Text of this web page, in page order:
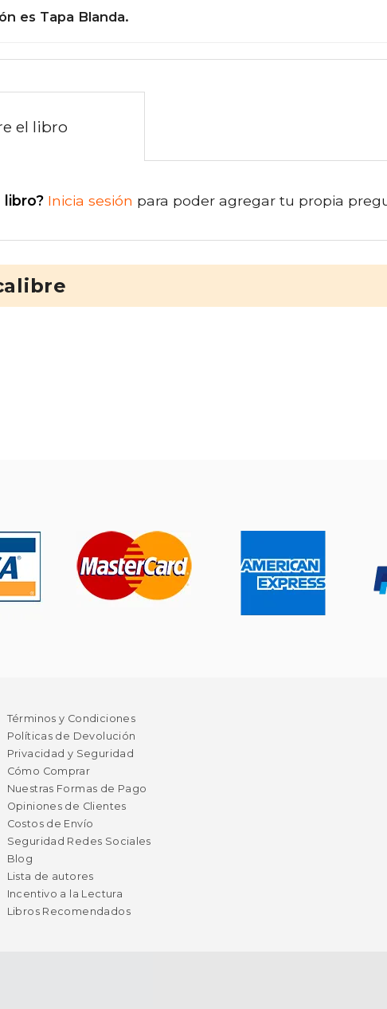
es Tapa Blanda.
el libro
libro? Inicia sesión para poder agregar tu propia
Términos y Condiciones
Políticas de Devolución
Privacidad y Seguridad
Cómo Comprar
Nuestras Formas de Pago
Opiniones de Clientes
Costos de Envío
Seguridad Redes Sociales
Blog
Lista de autores
Incentivo a la Lectura
Libros Recomendados